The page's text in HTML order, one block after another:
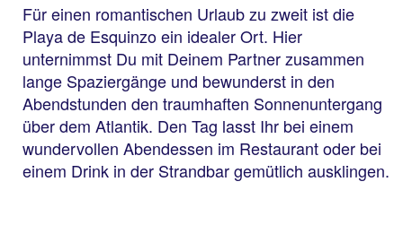
Für einen romantischen Urlaub zu zweit ist die
Playa de Esquinzo ein idealer Ort. Hier
unternimmst Du mit Deinem Partner zusammen
lange Spaziergänge und bewunderst in den
Abendstunden den traumhaften Sonnenuntergang
über dem Atlantik. Den Tag lasst Ihr bei einem
wundervollen Abendessen im Restaurant oder bei
einem Drink in der Strandbar gemütlich ausklingen.